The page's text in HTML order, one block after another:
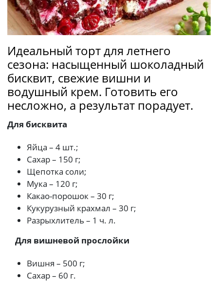
Идеальный торт для летнего
сезона: насыщенный шоколадный
бисквит, свежие вишни и
водушный крем. Готовить его
несложно, а результат порадует.
Для бисквита
Яйца – 4 шт.;
Сахар – 150 г;
Щепотка соли;
Мука – 120 г;
Какао-порошок – 30 г;
Кукурузный крахмал – 30 г;
Разрыхлитель – 1 ч. л.
Для вишневой прослойки
Вишня – 500 г;
Сахар – 60 г.